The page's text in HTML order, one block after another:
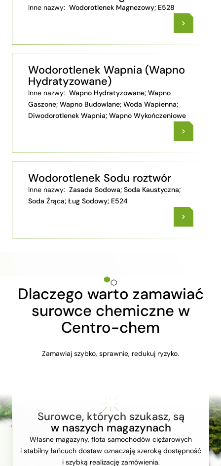
Inne nazwy: Wodorotlenek Magnezowy; E528
Wodorotlenek Wapnia (Wapno
Hydratyzowane)
Inne nazwy: Wapno Hydratyzowane; Wapno
Gaszone; Wapno Budowlane; Woda Wapienna;
Diwodorotlenek Wapnia; Wapno Wykończeniowe
Wodorotlenek Sodu roztwór
Inne nazwy: Zasada Sodowa; Soda Kaustyczna;
Soda Żrąca; Ług Sodowy; E524
Dlaczego warto zamawiać
surowce chemiczne w
Centro-chem
Zamawiaj szybko, sprawnie, redukuj ryzyko.
Surowce, których szukasz, są
w naszych magazynach
Własne magazyny, flota samochodów ciężarowych
i stabilny łańcuch dostaw oznaczają szeroką dostępność
i szybką realizację zamówienia.